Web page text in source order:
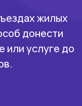
жилых
донести
услуге до